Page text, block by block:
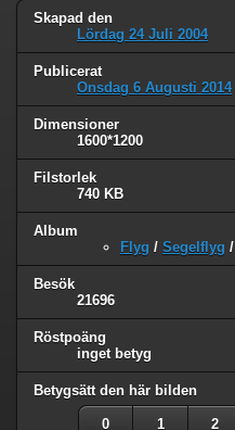
Skapad den
Lördag 24 Juli 2004
Publicerat
Onsdag 6 Augusti 2014
Dimensioner
1600*1200
Filstorlek
740 KB
Album
Flyg / Segelflyg /
Besök
21696
Röstpoäng
inget betyg
Betygsätt den här bilden
0 1 2